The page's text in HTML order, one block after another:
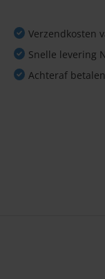
Verzendkosten
Snelle levering
Achteraf